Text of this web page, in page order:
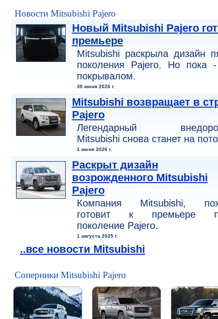
Новости Mitsubishi Pajero
Новый Mitsubishi Pajero
премьере
Mitsubishi раскрыла дизайн
поколения Pajero. Но пока
покрывалом.
30 июня 2026 г.
Mitsubishi возвращает в
Pajero
Легендарный
Mitsubishi снова станет на
1 июня 2026 г.
Раскрыт дизайн
возрожденного Mitsubishi
Pajero
Компания Mitsubishi,
готовит к премьере
поколение Pajero.
1 августа 2025 г.
..все новости Mitsubishi
Соперники Mitsubishi Pajero